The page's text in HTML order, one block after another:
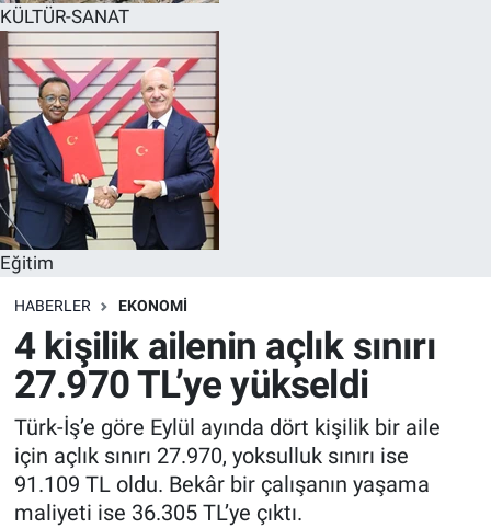
KÜLTÜR-SANAT
Eğitim
HABERLER EKONOMI
4 kişilik ailenin açlık sınırı
27.970 TL’ye yükseldi
Türk-İş’e göre Eylül ayında dört kişilik bir aile
için açlık sınırı 27.970, yoksulluk sınırı ise
91.109 TL oldu. Bekâr bir çalışanın yaşama
maliyeti ise 36.305 TL’ye çıktı.